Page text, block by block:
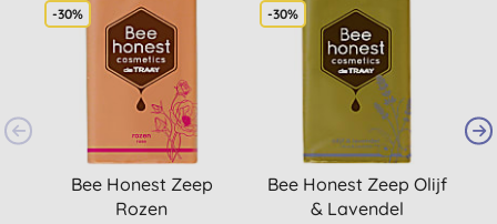
-30%
Bee Honest Zeep
Rozen
-30%
Bee Honest Zeep Olijf
& Lavendel